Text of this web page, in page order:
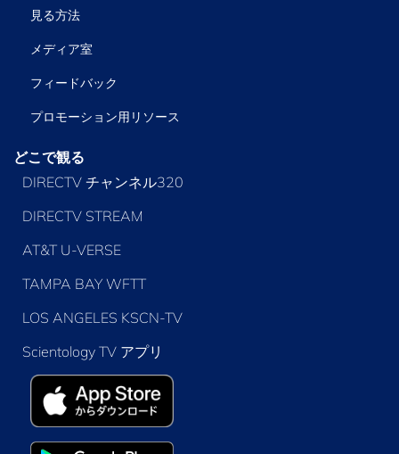
見る方法
メディア室
フィードバック
プロモーション用リソース
どこで観る
DIRECTV チャンネル320
DIRECTV STREAM
AT&T U-VERSE
TAMPA BAY WFTT
LOS ANGELES KSCN-TV
Scientology TV アプリ